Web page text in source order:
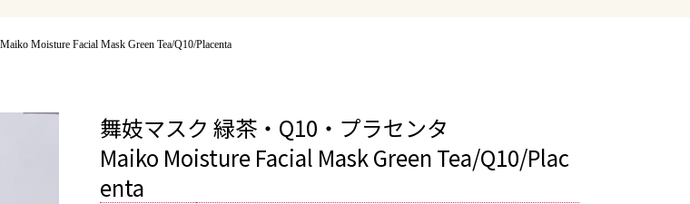
Moisture Facial Mask Green Tea/Q10/Placenta
舞妓マスク 緑茶・Q10・プラセンタ
Maiko Moisture Facial Mask Green Tea/Q10/Plac
enta